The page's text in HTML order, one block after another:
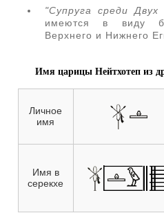
"Супруга среди Двух
имеются в виду
Верхнего и Нижнего
Имя царицы Нейтхотеп из
Личное
имя
Имя в
серекхе